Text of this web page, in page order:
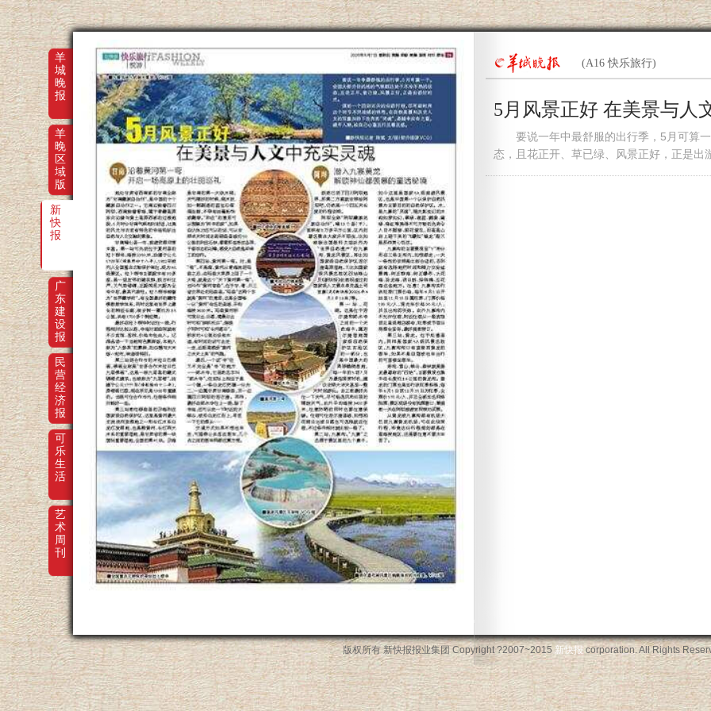
(A16 快乐旅行)
5月风景正好 在美景与人
要说一年中最舒服的出行季，5月可算一
态，且花正开、草已绿、风景正好，正是
羊
城
晚
报
羊
晚
区
域
版
新
快
报
广
东
建
设
报
民
营
经
济
报
可
乐
生
活
艺
术
周
刊
版权所有 新快报报业集团 Copyright ?2007~2015 新快报 corporation. All Rights